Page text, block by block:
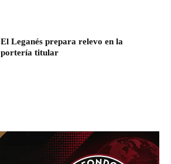
El Leganés prepara relevo en la
portería titular